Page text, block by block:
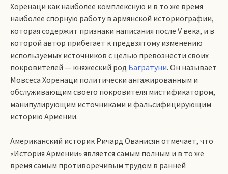
Хоренаци как наиболее комплексную и в то же время
наиболее спорную работу в армянской историографии,
которая содержит признаки написания после V века, и в
которой автор прибегает к предвзятому изменению
используемых источников с целью превознести своих
покровителей — княжеский род Багратуни. Он называет
Мовсеса Хоренаци политически ангажированным и
обслуживающим своего покровителя мистификатором,
манипулирующим источниками и фальсифицирующим
историю Армении.
Американский историк Ричард Ованисян отмечает, что
«История Армении» является самым полным и в то же
время самым противоречивым трудом в ранней